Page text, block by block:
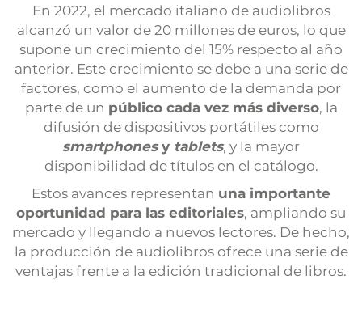
En 2022, el mercado italiano de audiolibros
alcanzó un valor de 20 millones de euros, lo que
supone un crecimiento del 15% respecto al año
anterior. Este crecimiento se debe a una serie de
factores, como el aumento de la demanda por
parte de un público cada vez más diverso, la
difusión de dispositivos portátiles como
smartphonesy tablets, y la mayor
disponibilidad de títulos en el catálogo.
Estos avances representan una importante
oportunidad para las editoriales, ampliando su
mercado y llegando a nuevos lectores. De hecho,
la producción de audiolibros ofrece una serie de
ventajas frente a la edición tradicional de libros.